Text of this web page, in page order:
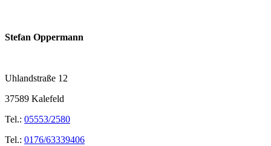
Stefan Oppermann
Uhlandstraße 12
37589 Kalefeld
Tel.: 05553/2580
Tel.: 0176/63339406